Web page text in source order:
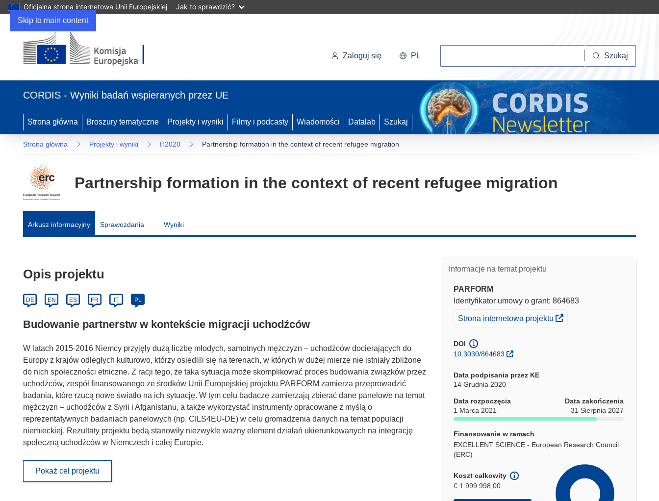
Skip to main content
Oficjalna strona internetowa Unii Europejskiej Jak to sprawdzić?
Zaloguj się PL Szukaj
CORDIS - Wyniki badań wspieranych przez UE
Strona główna Broszury tematyczne Projekty i wyniki Filmy i podcasty Wiadomości Datalab Szukaj
Strona główna Projekty i wyniki H2020 Partnership formation in the context of recent refugee migration
Partnership formation in the context of recent refugee migration
Arkusz informacyjny Sprawozdania Wyniki
Informacje na temat projektu
PARFORM
Identyfikator umowy o grant: 864683
(odnośnik otworzy się w nowym oknie)
Strona internetowa projektu
DOI
10.3030/864683
Data podpisania przez KE
14 Grudnia 2020
Data rozpoczęcia
1 Marca 2021
Data zakończenia
31 Sierpnia 2027
Finansowanie w ramach
EXCELLENT SCIENCE - European Research Council
(ERC)
Koszt całkowity
€ 1 999 998,00
Opis projektu
DE EN ES FR IT PL
Budowanie partnerstw w kontekście migracji uchodźców
W latach 2015-2016 Niemcy przyjęły dużą liczbę młodych, samotnych mężczyzn – uchodźców docierających do
Europy z krajów odległych kulturowo, którzy osiedlili się na terenach, w których w dużej mierze nie istniały zbliżone
do nich społeczności etniczne. Z racji tego, że taka sytuacja może skomplikować proces budowania związków przez
uchodźców, zespół finansowanego ze środków Unii Europejskiej projektu PARFORM zamierza przeprowadzić
badania, które rzucą nowe światło na ich sytuację. W tym celu badacze zamierzają zbierać dane panelowe na temat
mężczyzn – uchodźców z Syrii i Afganistanu, a także wykorzystać instrumenty opracowane z myślą o
reprezentatywnych badaniach panelowych (np. CILS4EU-DE) w celu gromadzenia danych na temat populacji
niemieckiej. Rezultaty projektu będą stanowiły niezwykle ważny element działań ukierunkowanych na integrację
społeczną uchodźców w Niemczech i całej Europie.
Pokaż cel projektu